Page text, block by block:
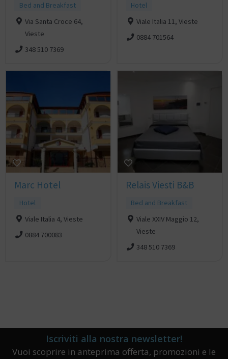
Bed and Breakfast
Via Santa Croce 64,
Vieste
348 510 7369
Hotel
Viale Italia 11, Vieste
0884 701564
Marc Hotel
Hotel
Viale Italia 4, Vieste
0884 700083
Relais Viesti B&B
Bed and Breakfast
Viale XXIV Maggio 12,
Vieste
348 510 7369
Iscriviti alla nostra newsletter!
Vuoi scoprire in anteprima offerta, promozioni e le